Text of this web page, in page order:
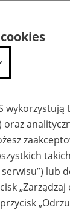
wykorzystują
oraz
serwisu”) lub
„Zarządzaj